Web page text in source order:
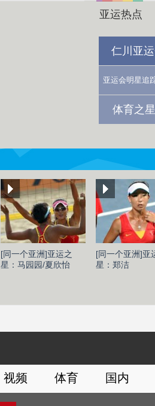
亚运热点
仁川亚
亚运会明星追
体育之
[同一个亚洲]亚运之
星：马园园/夏欣怡
[同一个亚洲]亚
星：郑洁